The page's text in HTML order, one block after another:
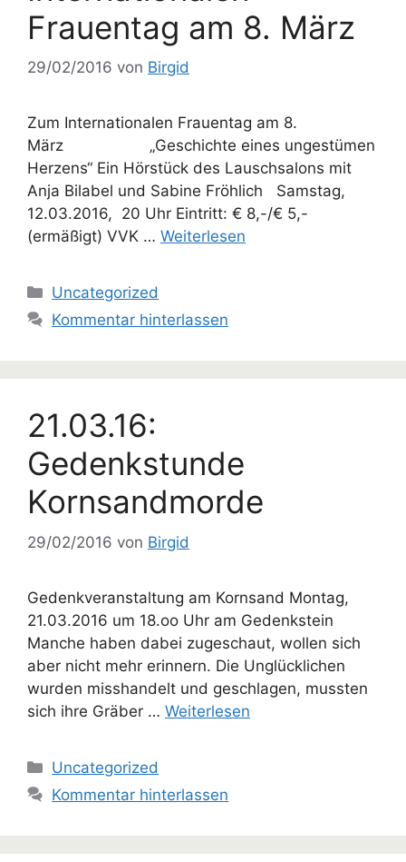
Frauentag am 8. März
29/02/2016 von Birgid
Zum Internationalen Frauentag am 8.
März „Geschichte eines ungestümen
Herzens“ Ein Hörstück des Lauschsalons mit
Anja Bilabel und Sabine Fröhlich Samstag,
12.03.2016, 20 Uhr Eintritt: € 8,-/€ 5,-
(ermäßigt) VVK … Weiterlesen
Kategorien
Uncategorized
Kommentar hinterlassen
21.03.16:
Gedenkstunde
Kornsandmorde
29/02/2016 von Birgid
Gedenkveranstaltung am Kornsand Montag,
21.03.2016 um 18.oo Uhr am Gedenkstein
Manche haben dabei zugeschaut, wollen sich
aber nicht mehr erinnern. Die Unglücklichen
wurden misshandelt und geschlagen, mussten
sich ihre Gräber … Weiterlesen
Kategorien
Uncategorized
Kommentar hinterlassen